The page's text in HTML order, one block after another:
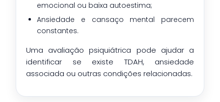
emocional ou baixa autoestima;
Ansiedade e cansaço mental parecem
constantes.
Uma avaliação psiquiátrica pode ajudar a
identificar se existe TDAH, ansiedade
associada ou outras condições relacionadas.